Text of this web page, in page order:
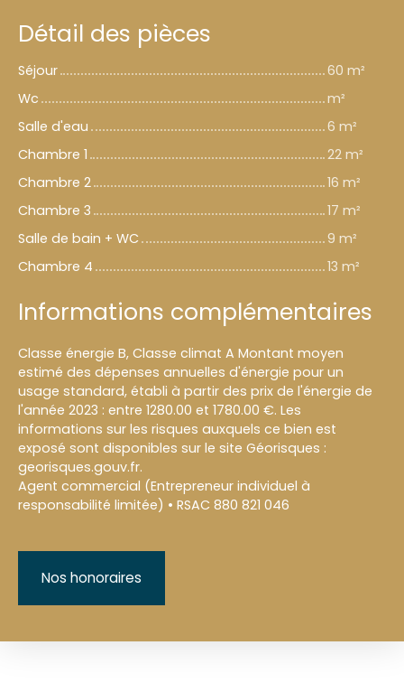
Détail des pièces
Séjour
60 m²
Wc
m²
Salle d'eau
6 m²
Chambre 1
22 m²
Chambre 2
16 m²
Chambre 3
17 m²
Salle de bain + WC
9 m²
Chambre 4
13 m²
Informations complémentaires
Classe énergie B, Classe climat A Montant moyen
estimé des dépenses annuelles d'énergie pour un
usage standard, établi à partir des prix de l'énergie de
l'année 2023 : entre 1280.00 et 1780.00 €. Les
informations sur les risques auxquels ce bien est
exposé sont disponibles sur le site Géorisques :
georisques.gouv.fr.
Agent commercial (Entrepreneur individuel à
responsabilité limitée) • RSAC 880 821 046
Nos honoraires